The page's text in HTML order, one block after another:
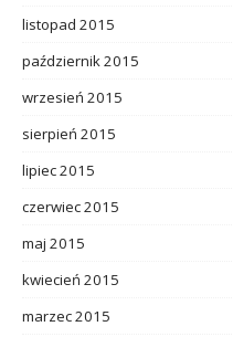
listopad 2015
październik 2015
wrzesień 2015
sierpień 2015
lipiec 2015
czerwiec 2015
maj 2015
kwiecień 2015
marzec 2015